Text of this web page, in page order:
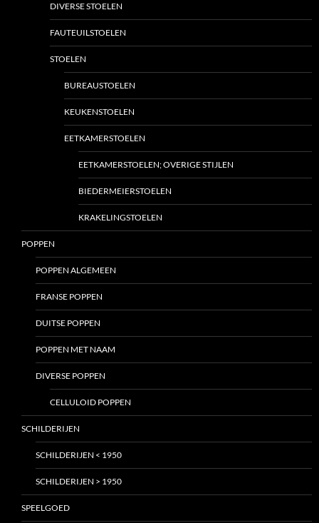
DIVERSE STOELEN
FAUTEUILSTOELEN
STOELEN
BUREAUSTOELEN
KEUKENSTOELEN
EETKAMERSTOELEN
EETKAMERSTOELEN; OVERIGE STIJLEN
BIEDERMEIERSTOELEN
KRAKELINGSTOELEN
POPPEN
POPPEN ALGEMEEN
FRANSE POPPEN
DUITSE POPPEN
POPPEN MET NAAM
DIVERSE POPPEN
CELLULOID POPPEN
SCHILDERIJEN
SCHILDERIJEN < 1950
SCHILDERIJEN > 1950
SPEELGOED